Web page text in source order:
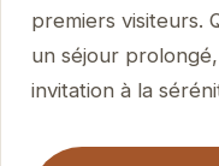
premiers visiteurs.
un séjour
invitation à la